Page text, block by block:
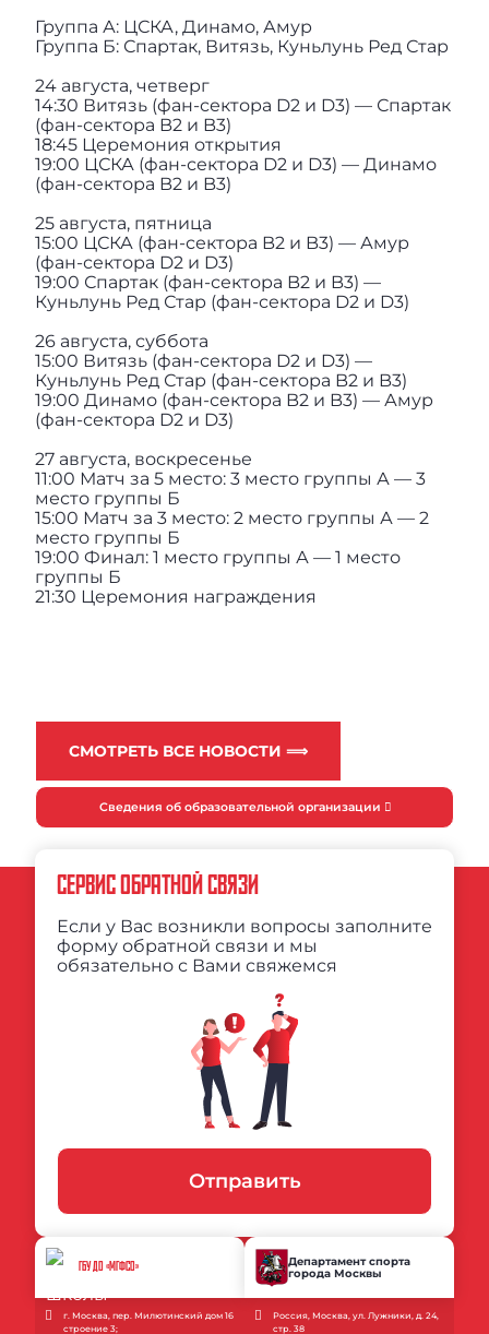
Группа А: ЦСКА, Динамо, Амур
Группа Б: Спартак, Витязь, Куньлунь Ред Стар
24 августа, четверг
14:30 Витязь (фан-сектора D2 и D3) — Спартак
(фан-сектора B2 и B3)
18:45 Церемония открытия
19:00 ЦСКА (фан-сектора D2 и D3) — Динамо
(фан-сектора B2 и B3)
25 августа, пятница
15:00 ЦСКА (фан-сектора B2 и B3) — Амур
(фан-сектора D2 и D3)
19:00 Спартак (фан-сектора B2 и B3) —
Куньлунь Ред Стар (фан-сектора D2 и D3)
26 августа, суббота
15:00 Витязь (фан-сектора D2 и D3) —
Куньлунь Ред Стар (фан-сектора B2 и B3)
19:00 Динамо (фан-сектора B2 и B3) — Амур
(фан-сектора D2 и D3)
27 августа, воскресенье
11:00 Матч за 5 место: 3 место группы А — 3
место группы Б
15:00 Матч за 3 место: 2 место группы А — 2
место группы Б
19:00 Финал: 1 место группы А — 1 место
группы Б
21:30 Церемония награждения
СМОТРЕТЬ ВСЕ НОВОСТИ ⟹
Сведения об образовательной организации
СЕРВИС ОБРАТНОЙ СВЯЗИ
Если у Вас возникли вопросы заполните
форму обратной связи и мы
обязательно с Вами свяжемся
Отправить
ГБУ ДО «МГФСО»
г. Москва, пер. Милютинский дом 16
строение 3;
Департамент спорта
города Москвы
Россия, Москва, ул. Лужники, д. 24,
стр. 38